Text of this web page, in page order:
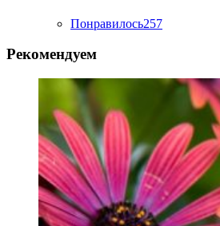
Понравилось257
Рекомендуем